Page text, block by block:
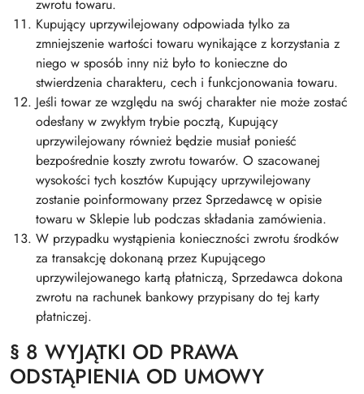
zwrotu towaru.
Kupujący uprzywilejowany odpowiada tylko za
zmniejszenie wartości towaru wynikające z korzystania z
niego w sposób inny niż było to konieczne do
stwierdzenia charakteru, cech i funkcjonowania towaru.
Jeśli towar ze względu na swój charakter nie może zostać
odesłany w zwykłym trybie pocztą, Kupujący
uprzywilejowany również będzie musiał ponieść
bezpośrednie koszty zwrotu towarów. O szacowanej
wysokości tych kosztów Kupujący uprzywilejowany
zostanie poinformowany przez Sprzedawcę w opisie
towaru w Sklepie lub podczas składania zamówienia.
W przypadku wystąpienia konieczności zwrotu środków
za transakcję dokonaną przez Kupującego
uprzywilejowanego kartą płatniczą, Sprzedawca dokona
zwrotu na rachunek bankowy przypisany do tej karty
płatniczej.
§ 8 WYJĄTKI OD PRAWA
ODSTĄPIENIA OD UMOWY